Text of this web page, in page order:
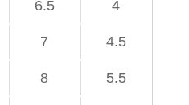
6.5 4
7 4.5
8 5.5